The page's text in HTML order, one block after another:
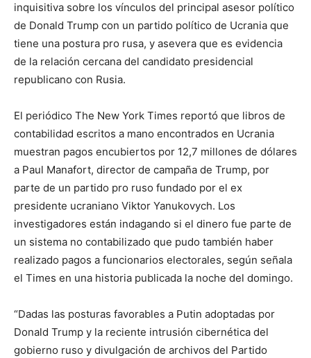
inquisitiva sobre los vínculos del principal asesor político
de Donald Trump con un partido político de Ucrania que
tiene una postura pro rusa, y asevera que es evidencia
de la relación cercana del candidato presidencial
republicano con Rusia.
El periódico The New York Times reportó que libros de
contabilidad escritos a mano encontrados en Ucrania
muestran pagos encubiertos por 12,7 millones de dólares
a Paul Manafort, director de campaña de Trump, por
parte de un partido pro ruso fundado por el ex
presidente ucraniano Viktor Yanukovych. Los
investigadores están indagando si el dinero fue parte de
un sistema no contabilizado que pudo también haber
realizado pagos a funcionarios electorales, según señala
el Times en una historia publicada la noche del domingo.
“Dadas las posturas favorables a Putin adoptadas por
Donald Trump y la reciente intrusión cibernética del
gobierno ruso y divulgación de archivos del Partido